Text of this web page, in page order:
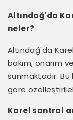
Altındağ'da
neler?
Altındağ'da
bakım, onarım
sunmaktadır. Bu
göre
Karel santral